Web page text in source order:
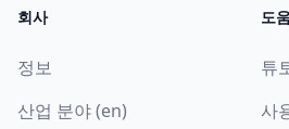
회사
정보
산업 분야 (en)
도
튜
사